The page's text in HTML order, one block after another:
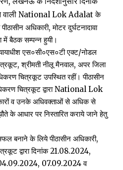
National Lok Adalat के
अधिकारी, मोटर दुर्घटनादावा
में बैठक सम्पन्न हुयी।
एस०सी०एस०टी एक्ट/नोडल
श्रीमती नीलू मैनवाल, अपर जिला
चित्रकूट उपस्थित रहीं। पीठासीन
चित्रकूट द्वारा National Lok
व उनके अधिवक्ताओं से अधिक से
के आधार पर निस्तारित कराये जाने हेतु
के लिये पीठासीन अधिकारी,
द्वारा दिनांक 21.08.2024,
07.09.2024 व